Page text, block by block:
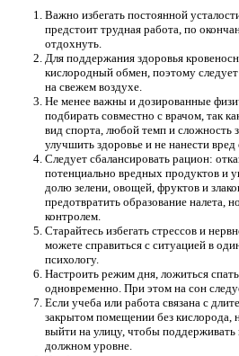
Важно избегать постоянной
предстоит трудная работа, по
отдохнуть.
Для поддержания здоровья
кислородный обмен, поэтому
на свежем воздухе.
Не менее важны и дозированные
подбирать совместно с врачом, так
вид спорта, любой темп и сложность
улучшить здоровье и не нанести вред
Следует сбалансировать рацион:
потенциально вредных продуктов и
долю зелени, овощей, фруктов и
предотвратить образование налета,
контролем.
Старайтесь избегать стрессов и
можете справиться с ситуацией в
психологу.
Настроить режим дня, ложиться
одновременно. При этом на сон
Если учеба или работа связана с
закрытом помещении без кислорода,
выйти на улицу, чтобы поддерживать
должном уровне.